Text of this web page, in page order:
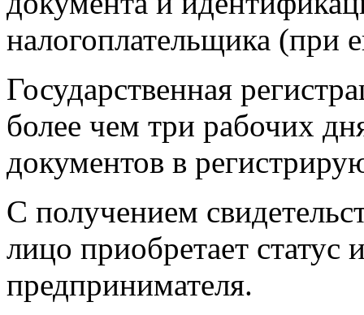
налогоплательщика (при
Государственная
более чем три рабочих
документов в
С получением
лицо приобретает статус
предпринимателя.